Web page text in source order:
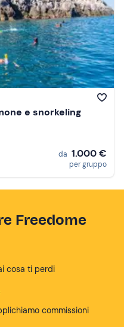
e snorkeling
da 1.000 €
per gruppo
Freedome
cosa ti perdi
commissioni